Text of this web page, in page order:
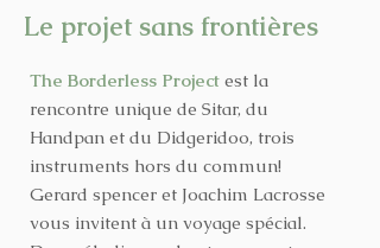
Le projet sans frontières
The Borderless Project est la
rencontre unique de Sitar, du
Handpan et du Didgeridoo, trois
instruments hors du commun!
Gerard spencer et Joachim Lacrosse
vous invitent à un voyage spécial.